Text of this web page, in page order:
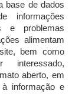
base de dados
informações
e problemas
alimentam
bem como
aberto, em
informação e